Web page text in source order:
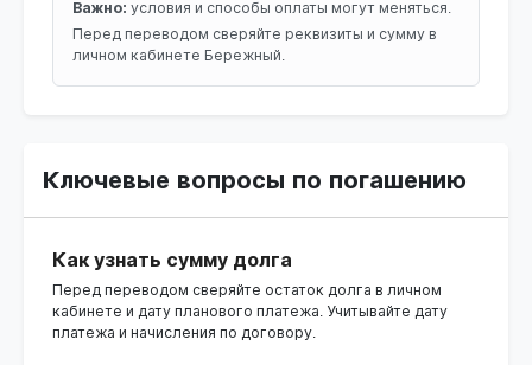
Важно: условия и способы оплаты могут меняться.
Перед переводом сверяйте реквизиты и сумму в
личном кабинете Бережный.
Ключевые вопросы по погашению
Как узнать сумму долга
Перед переводом сверяйте остаток долга в личном
кабинете и дату планового платежа. Учитывайте дату
платежа и начисления по договору.